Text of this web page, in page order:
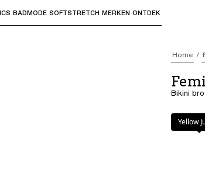
openen en "Pijl omhoog" of "Escape" om
BADMODE SOFTSTRETCH MERKEN ONTDEK
Home
Bikini
Kleur:
Yellow